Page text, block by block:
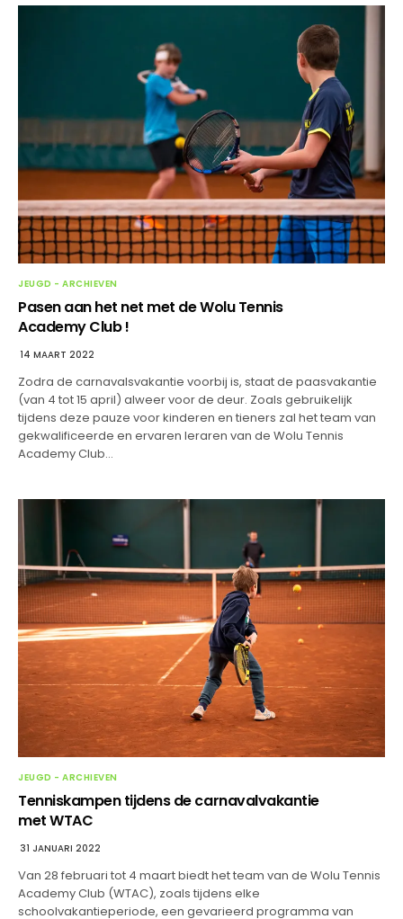
JEUGD - ARCHIEVEN
Pasen aan het net met de Wolu Tennis
Academy Club !
14 MAART 2022
Zodra de carnavalsvakantie voorbij is, staat de paasvakantie
(van 4 tot 15 april) alweer voor de deur. Zoals gebruikelijk
tijdens deze pauze voor kinderen en tieners zal het team van
gekwalificeerde en ervaren leraren van de Wolu Tennis
Academy Club…
JEUGD - ARCHIEVEN
Tenniskampen tijdens de carnavalvakantie
met WTAC
31 JANUARI 2022
Van 28 februari tot 4 maart biedt het team van de Wolu Tennis
Academy Club (WTAC), zoals tijdens elke
schoolvakantieperiode, een gevarieerd programma van